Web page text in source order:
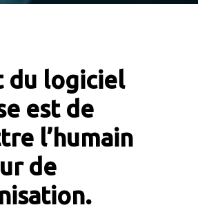
du logiciel
est de
l’humain
de